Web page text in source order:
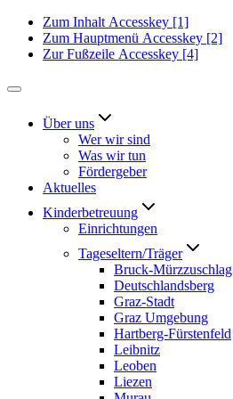
Zum Inhalt Accesskey [1]
Zum Hauptmenü Accesskey [2]
Zur Fußzeile Accesskey [4]
Über uns
Wer wir sind
Was wir tun
Fördergeber
Aktuelles
Kinderbetreuung
Einrichtungen
Tageseltern/Träger
Bruck-Mürzzuschlag
Deutschlandsberg
Graz-Stadt
Graz Umgebung
Hartberg-Fürstenfeld
Leibnitz
Leoben
Liezen